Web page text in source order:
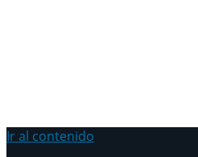
Ir al contenido